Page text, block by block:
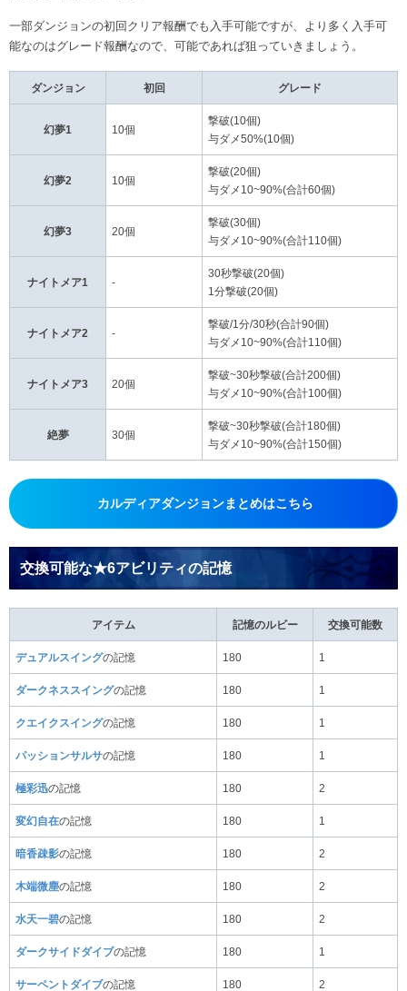
一部ダンジョンの初回クリア報酬でも入手可能ですが、より多く入手可
能なのはグレード報酬なので、可能であれば狙っていきましょう。
ダンジョン 初回 グレード
幻夢1 10個
撃破(10個)
与ダメ50%(10個)
幻夢2 10個
撃破(20個)
与ダメ10~90%(合計60個)
幻夢3 20個
撃破(30個)
与ダメ10~90%(合計110個)
ナイトメア1 -
30秒撃破(20個)
1分撃破(20個)
ナイトメア2 -
撃破/1分/30秒(合計90個)
与ダメ10~90%(合計110個)
ナイトメア3 20個
撃破~30秒撃破(合計200個)
与ダメ10~90%(合計100個)
絶夢 30個
撃破~30秒撃破(合計180個)
与ダメ10~90%(合計150個)
カルディアダンジョンまとめはこちら
交換可能な★6アビリティの記憶
アイテム 記憶のルビー 交換可能数
デュアルスイングの記憶 180 1
ダークネススイングの記憶 180 1
クエイクスイングの記憶 180 1
パッションサルサの記憶 180 1
極彩迅の記憶 180 2
変幻自在の記憶 180 1
暗香疎影の記憶 180 2
木端微塵の記憶 180 2
水天一碧の記憶 180 2
ダークサイドダイブの記憶 180 1
サーペントダイブの記憶 180 2